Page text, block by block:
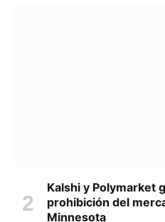
Kalshi y Polymarket
prohibición del
Minnesota